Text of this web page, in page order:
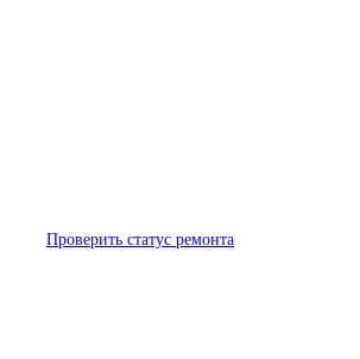
Проверить статус ремонта